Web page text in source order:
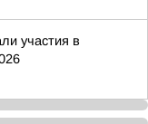
участия в